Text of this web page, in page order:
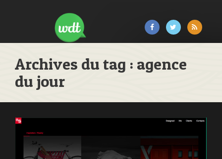
Archives du tag : agence
du jour